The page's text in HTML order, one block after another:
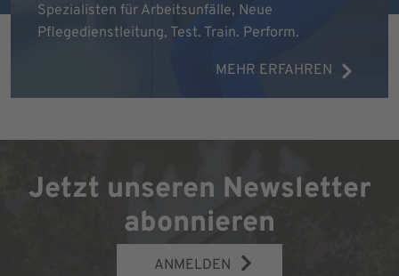
Spezialisten für Arbeitsunfälle, Neue
Pflegedienstleitung, Test. Train. Perform.
MEHR ERFAHREN
Jetzt unseren Newsletter
abonnieren
ANMELDEN